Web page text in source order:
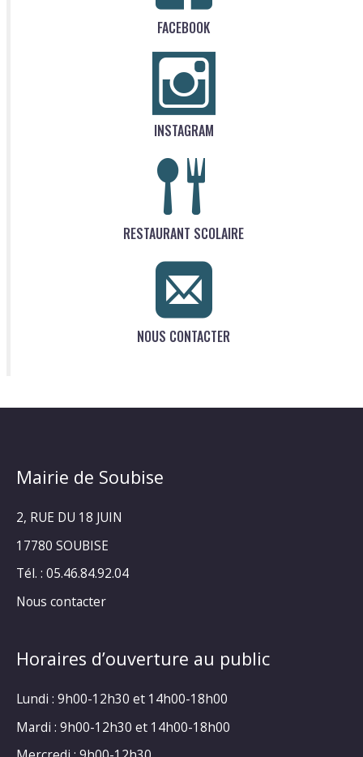
FACEBOOK
INSTAGRAM
RESTAURANT SCOLAIRE
NOUS CONTACTER
Mairie de Soubise
2, RUE DU 18 JUIN
17780 SOUBISE
Tél. : 05.46.84.92.04
Nous contacter
Horaires d’ouverture au public
Lundi : 9h00-12h30 et 14h00-18h00
Mardi : 9h00-12h30 et 14h00-18h00